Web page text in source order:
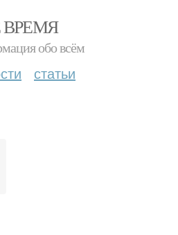
обо всём
статьи